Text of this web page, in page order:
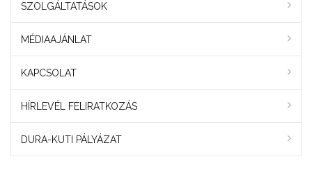
SZOLGÁLTATÁSOK
MÉDIAAJÁNLAT
KAPCSOLAT
HÍRLEVÉL FELIRATKOZÁS
DURA-KUTI PÁLYÁZAT